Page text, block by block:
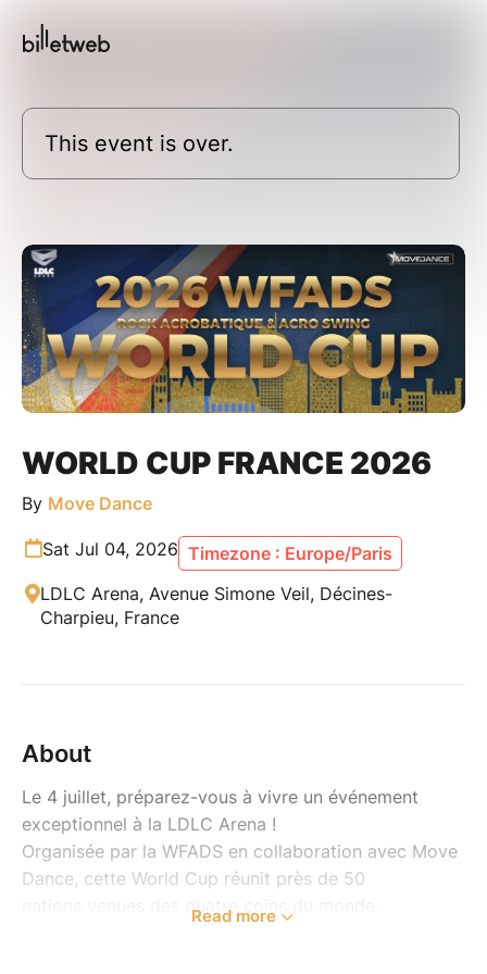
This event is over.
WORLD CUP FRANCE 2026
By Move Dance
Sat Jul 04, 2026 Timezone : Europe/Paris
LDLC Arena, Avenue Simone Veil, Décines-
Charpieu, France
About
Le 4 juillet, préparez-vous à vivre un événement
exceptionnel à la LDLC Arena !
Organisée par la WFADS en collaboration avec Move
Dance, cette World Cup réunit près de 50
nations venues des quatre coins du monde.
Read more